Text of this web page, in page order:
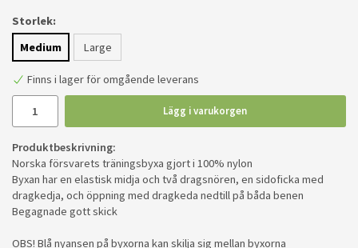
Storlek:
Medium
Large
Finns i lager för omgående leverans
Lägg i varukorgen
Produktbeskrivning:
Norska försvarets träningsbyxa gjort i 100% nylon
Byxan har en elastisk midja och två dragsnören, en sidoficka med
dragkedja, och öppning med dragkeda nedtill på båda benen
Begagnade gott skick
OBS! Blå nyansen på byxorna kan skilja sig mellan byxorna